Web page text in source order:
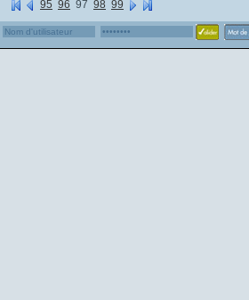
95 96 97 98 99